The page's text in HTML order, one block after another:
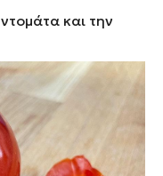
ντομάτα και την